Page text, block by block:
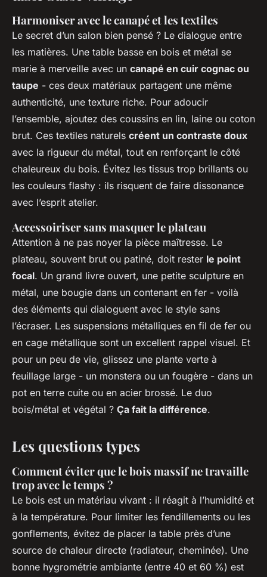
Harmoniser avec le canapé et les textiles
Le secret d’un salon bien pensé ? Le dialogue entre
les matières. Une table basse en bois et métal se
marie à merveille avec un canapé en cuir cognac ou
taupe - ces deux matériaux partagent une même
authenticité, une texture riche. Pour adoucir
l’ensemble, ajoutez des coussins en lin, laine ou coton
brut. Ces textiles naturels créent un contraste doux
avec la rigueur du métal, tout en renforçant le côté
chaleureux du bois. Évitez les tissus trop brillants ou
les couleurs flashy : ils risquent de faire dissonance
avec l’esprit atelier.
Accessoiriser sans masquer le plateau
Attention à ne pas noyer la pièce maîtresse. Le
plateau, souvent brut ou patiné, doit rester le point
focal. Un grand livre ouvert, une petite sculpture en
métal, une bougie dans un contenant en fer - voilà
des éléments qui dialoguent avec le style sans
l’écraser. Les suspensions métalliques en fil de fer ou
en cage métallique sont un excellent rappel visuel. Et
pour un peu de vie, glissez une plante verte à
feuillage large - un monstera ou un fougère - dans un
pot en terre cuite ou en acier brossé. Le duo
bois/métal et végétal ? Ça fait la différence.
Les questions types
Comment éviter que le bois massif ne travaille
trop avec le temps ?
Le bois est un matériau vivant : il réagit à l’humidité et
à la température. Pour limiter les fendillements ou les
gonflements, évitez de placer la table près d’une
source de chaleur directe (radiateur, cheminée). Une
bonne hygrométrie ambiante (entre 40 et 60 %) est